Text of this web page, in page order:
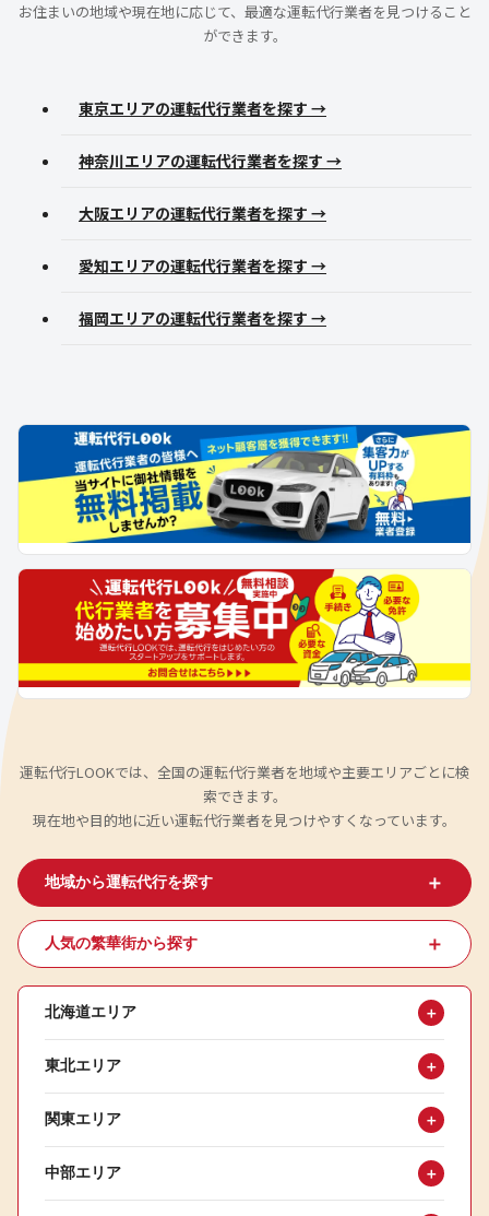
お住まいの地域や現在地に応じて、最適な運転代行業者を見つけること
ができます。
東京エリアの運転代行業者を探す →
神奈川エリアの運転代行業者を探す →
大阪エリアの運転代行業者を探す →
愛知エリアの運転代行業者を探す →
福岡エリアの運転代行業者を探す →
運転代行LOOKでは、全国の運転代行業者を地域や主要エリアごとに検
索できます。
現在地や目的地に近い運転代行業者を見つけやすくなっています。
地域から運転代行を探す ＋
人気の繁華街から探す ＋
北海道エリア ＋
東北エリア ＋
関東エリア ＋
中部エリア ＋